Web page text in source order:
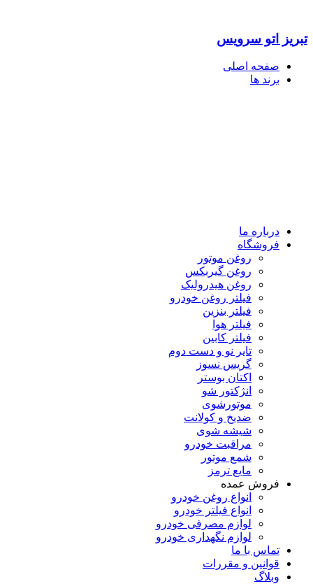
تبریز اتو سرویس
صفحه اصلی
برند ها
درباره ما
فروشگاه
روغن موتور
روغن گیربکس
روغن هیدرولیک
فیلتر روغن خودرو
فیلتر بنزین
فیلتر هوا
فیلتر کابین
تایر نو و دست دوم
گریس نسوز
اکتان بوستر
انژکتور شو
موتورشوی
ضدیخ و کولانت
شیشه شوی
مراقبت خودرو
شمع موتور
مایع ترمز
فروش عمده
انواع روغن خودرو
انواع فیلتر خودرو
لوازم مصرفی خودرو
لوازم نگهداری خودرو
تماس با ما
قوانین و مقررات
وبلاگ